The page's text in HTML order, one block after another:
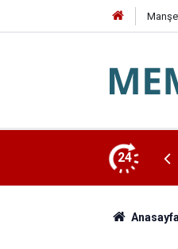
24
Anasayfa